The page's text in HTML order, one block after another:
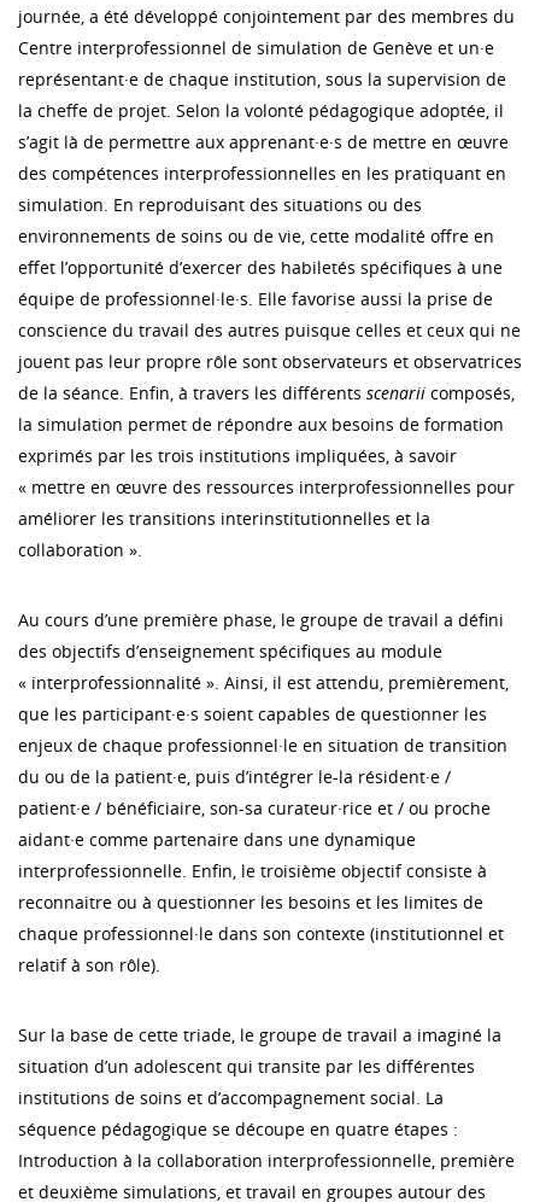
journée, a été développé conjointement par des membres du
Centre interprofessionnel de simulation de Genève et un·e
représentant·e de chaque institution, sous la supervision de
la cheffe de projet. Selon la volonté pédagogique adoptée, il
s’agit là de permettre aux apprenant·e·s de mettre en œuvre
des compétences interprofessionnelles en les pratiquant en
simulation. En reproduisant des situations ou des
environnements de soins ou de vie, cette modalité offre en
effet l’opportunité d’exercer des habiletés spécifiques à une
équipe de professionnel·le·s. Elle favorise aussi la prise de
conscience du travail des autres puisque celles et ceux qui ne
jouent pas leur propre rôle sont observateurs et observatrices
de la séance. Enfin, à travers les différents scenarii composés,
la simulation permet de répondre aux besoins de formation
exprimés par les trois institutions impliquées, à savoir
« mettre en œuvre des ressources interprofessionnelles pour
améliorer les transitions interinstitutionnelles et la
collaboration ».
Au cours d’une première phase, le groupe de travail a défini
des objectifs d’enseignement spécifiques au module
« interprofessionnalité ». Ainsi, il est attendu, premièrement,
que les participant·e·s soient capables de questionner les
enjeux de chaque professionnel·le en situation de transition
du ou de la patient·e, puis d’intégrer le-la résident·e /
patient·e / bénéficiaire, son-sa curateur·rice et / ou proche
aidant·e comme partenaire dans une dynamique
interprofessionnelle. Enfin, le troisième objectif consiste à
reconnaitre ou à questionner les besoins et les limites de
chaque professionnel·le dans son contexte (institutionnel et
relatif à son rôle).
Sur la base de cette triade, le groupe de travail a imaginé la
situation d’un adolescent qui transite par les différentes
institutions de soins et d’accompagnement social. La
séquence pédagogique se découpe en quatre étapes :
Introduction à la collaboration interprofessionnelle, première
et deuxième simulations, et travail en groupes autour des